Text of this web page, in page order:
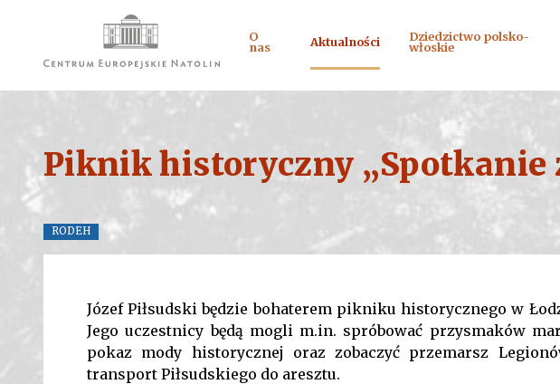
O
nas Aktualności Dziedzictwo polsko-
włoskie
Piknik historyczny „Spotkanie
RODEH
Józef Piłsudski będzie bohaterem pikniku historycznego w
Jego uczestnicy będą mogli m.in. spróbować przysmaków
pokaz mody historycznej oraz zobaczyć przemarsz
transport Piłsudskiego do aresztu.